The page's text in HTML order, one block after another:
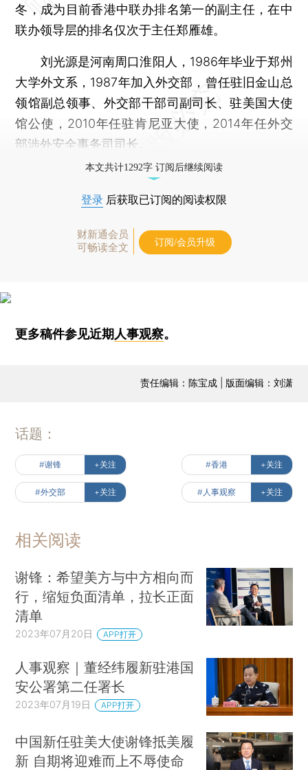
冬，成为目前香港中联办排名第一的副主任，在中
联办领导层的排名仅次于主任郑雁雄。
刘光源是河南周口淮阳人，1986年毕业于郑州
大学外文系，1987年加入外交部，曾任驻旧金山总
领馆副总领事、外交部干部司副司长、驻美国大使
馆公使，2010年任驻肯尼亚大使，2014年任外交
部涉外安全事务司司长。
本文共计1292字 订阅后继续阅读
登录 后获取已订阅的阅读权限
财新通会员
可畅读全文
订阅/会员升级
更多稿件参见近期人事观察。
责任编辑：陈宝成 | 版面编辑：刘潇
话题：
#谢锋 +关注 #香港 +关注
#外交部 +关注 #人事观察 +关注
相关阅读
谢锋：希望美方与中方相向而
行，缩短负面清单，拉长正面
清单
2023年07月20日 APP打开
人事观察｜董经纬履新驻港国
安公署第二任署长
2023年07月19日 APP打开
中国新任驻美大使谢锋抵美履
新 自期将迎难而上不辱使命